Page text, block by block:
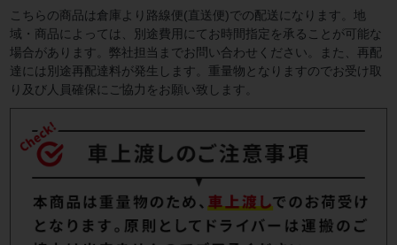
こちらの商品は倉庫より路線便(直送便)での配送になります。地
域・商品によっては、別途費用にてお時間指定を承ることが可能な
場合があります。弊社担当までお問い合わせください。また、再配
達には別途再配達料が発生します。重量物となりますのでお受け取
り及び人員確保にご協力をお願い致します。